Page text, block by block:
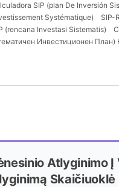
SIP (plan De Inversión
Systématique) SIP-
(rencana Investasi Sistematis)
Инвестиционен План)
Atlyginimo Į
Skaičiuoklė